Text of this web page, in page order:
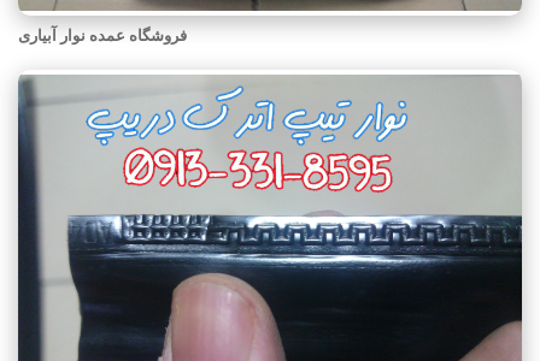
فروشگاه عمده نوار آبیاری